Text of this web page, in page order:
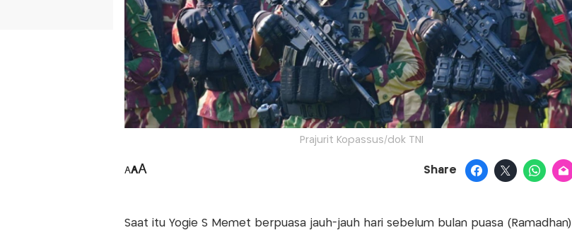
Prajurit Kopassus/dok TNI
AAA Share
Saat itu Yogie S Memet berpuasa jauh-jauh hari sebelum bulan puasa (Ramadhan)